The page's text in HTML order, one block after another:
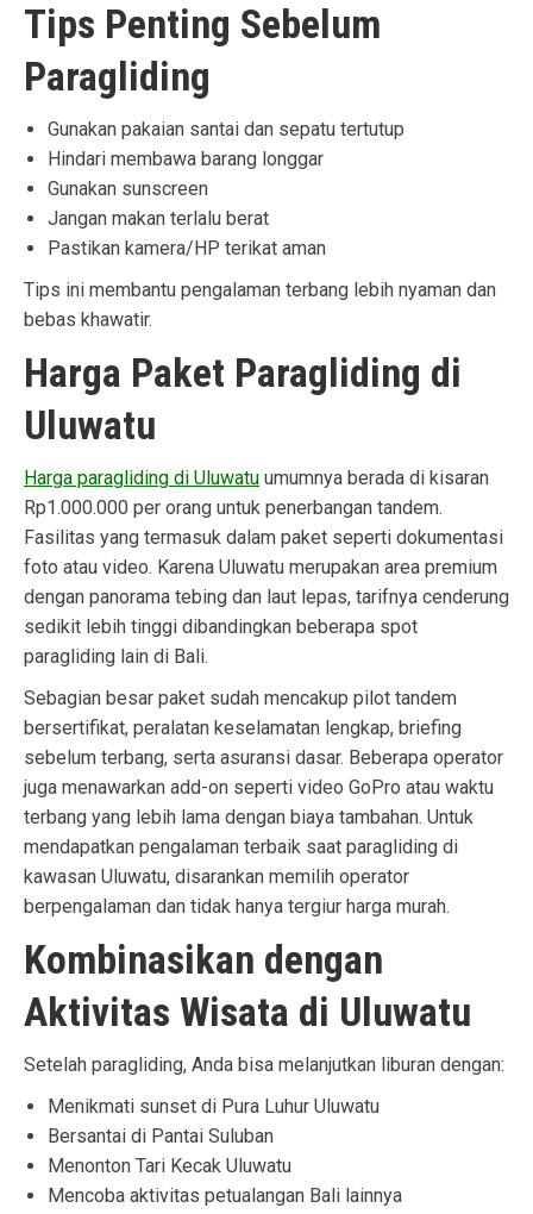
Tips Penting Sebelum
Paragliding
Gunakan pakaian santai dan sepatu tertutup
Hindari membawa barang longgar
Gunakan sunscreen
Jangan makan terlalu berat
Pastikan kamera/HP terikat aman
Tips ini membantu pengalaman terbang lebih nyaman dan
bebas khawatir.
Harga Paket Paragliding di
Uluwatu
Harga paragliding di Uluwatu umumnya berada di kisaran
Rp1.000.000 per orang untuk penerbangan tandem.
Fasilitas yang termasuk dalam paket seperti dokumentasi
foto atau video. Karena Uluwatu merupakan area premium
dengan panorama tebing dan laut lepas, tarifnya cenderung
sedikit lebih tinggi dibandingkan beberapa spot
paragliding lain di Bali.
Sebagian besar paket sudah mencakup pilot tandem
bersertifikat, peralatan keselamatan lengkap, briefing
sebelum terbang, serta asuransi dasar. Beberapa operator
juga menawarkan add-on seperti video GoPro atau waktu
terbang yang lebih lama dengan biaya tambahan. Untuk
mendapatkan pengalaman terbaik saat paragliding di
kawasan Uluwatu, disarankan memilih operator
berpengalaman dan tidak hanya tergiur harga murah.
Kombinasikan dengan
Aktivitas Wisata di Uluwatu
Setelah paragliding, Anda bisa melanjutkan liburan dengan:
Menikmati sunset di Pura Luhur Uluwatu
Bersantai di Pantai Suluban
Menonton Tari Kecak Uluwatu
Mencoba aktivitas petualangan Bali lainnya